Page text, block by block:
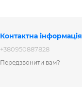
Контактна інформація
+380950887828
Передзвонити вам?